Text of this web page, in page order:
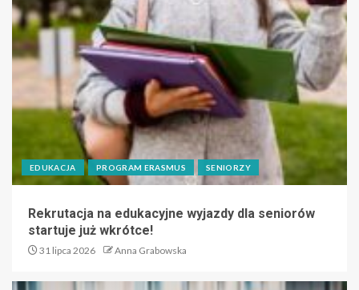
EDUKACJA PROGRAM ERASMUS SENIORZY
Rekrutacja na edukacyjne wyjazdy dla seniorów
startuje już wkrótce!
31 lipca 2026 Anna Grabowska